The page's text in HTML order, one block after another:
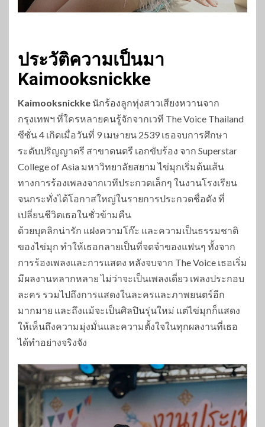
ประวัติความเป็นมา
Kaimooksnickke
Kaimooksnickke นักร้องลูกทุ่งสาวเสียงหวานจาก
กรุงเทพฯ ที่ใครหลายคนรู้จักจากเวที The Voice Thailand
ซีซั่น 4 เกิดเมื่อวันที่ 9 เมษายน 2539 เธอจบการศึกษา
ระดับปริญญาตรี สาขาดนตรี เอกขับร้อง จาก Superstar
College of Asia มหาวิทยาลัยสยาม ไข่มุกเริ่มต้นเส้น
ทางการร้องเพลงจากเวทีประกวดเล็กๆ ในงานโรงเรียน
จนกระทั่งได้โอกาสใหญ่ในรายการประกวดชื่อดัง ที่
เปลี่ยนชีวิตเธอในชั่วข้ามคืน
ด้วยบุคลิกน่ารัก แฝงความโก๊ะ และความเป็นธรรมชาติ
ของไข่มุก ทำให้เธอกลายเป็นที่จดจำของแฟนๆ ทั้งจาก
การร้องเพลงและการแสดง หลังจบจาก The Voice เธอเริ่ม
มีผลงานหลากหลาย ไม่ว่าจะเป็นเพลงเดี่ยว เพลงประกอบ
ละคร รวมไปถึงการแสดงในละครและภาพยนตร์อีก
มากมาย และถึงแม้จะเป็นศิลปินรุ่นใหม่ แต่ไข่มุกก็แสดง
ให้เห็นถึงความมุ่งมั่นและความตั้งใจในทุกผลงานที่เธอ
ได้ทำอย่างจริงจัง